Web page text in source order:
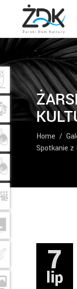
Home /
Spotkanie z
7
lip